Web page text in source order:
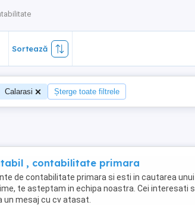
Sortează
Calarasi Șterge toate filtrele
, contabilitate primara
de contabilitate primara si esti in cautarea
te asteptam in echipa noastra. Cei interesati
mesaj cu cv atasat.